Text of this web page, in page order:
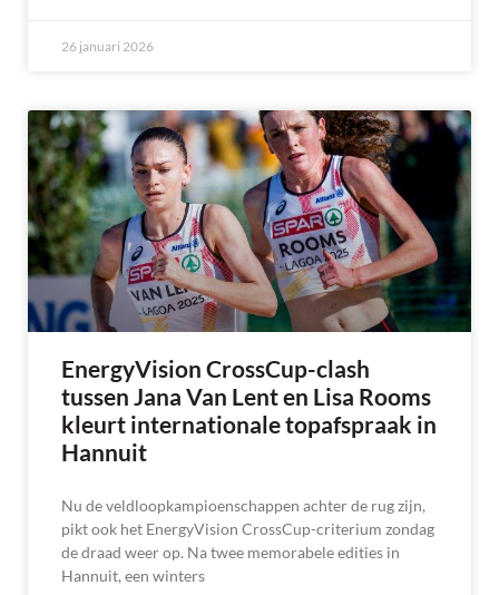
26 januari 2026
EnergyVision CrossCup-clash
tussen Jana Van Lent en Lisa Rooms
kleurt internationale topafspraak in
Hannuit
Nu de veldloopkampioenschappen achter de rug zijn,
pikt ook het EnergyVision CrossCup-criterium zondag
de draad weer op. Na twee memorabele edities in
Hannuit, een winters